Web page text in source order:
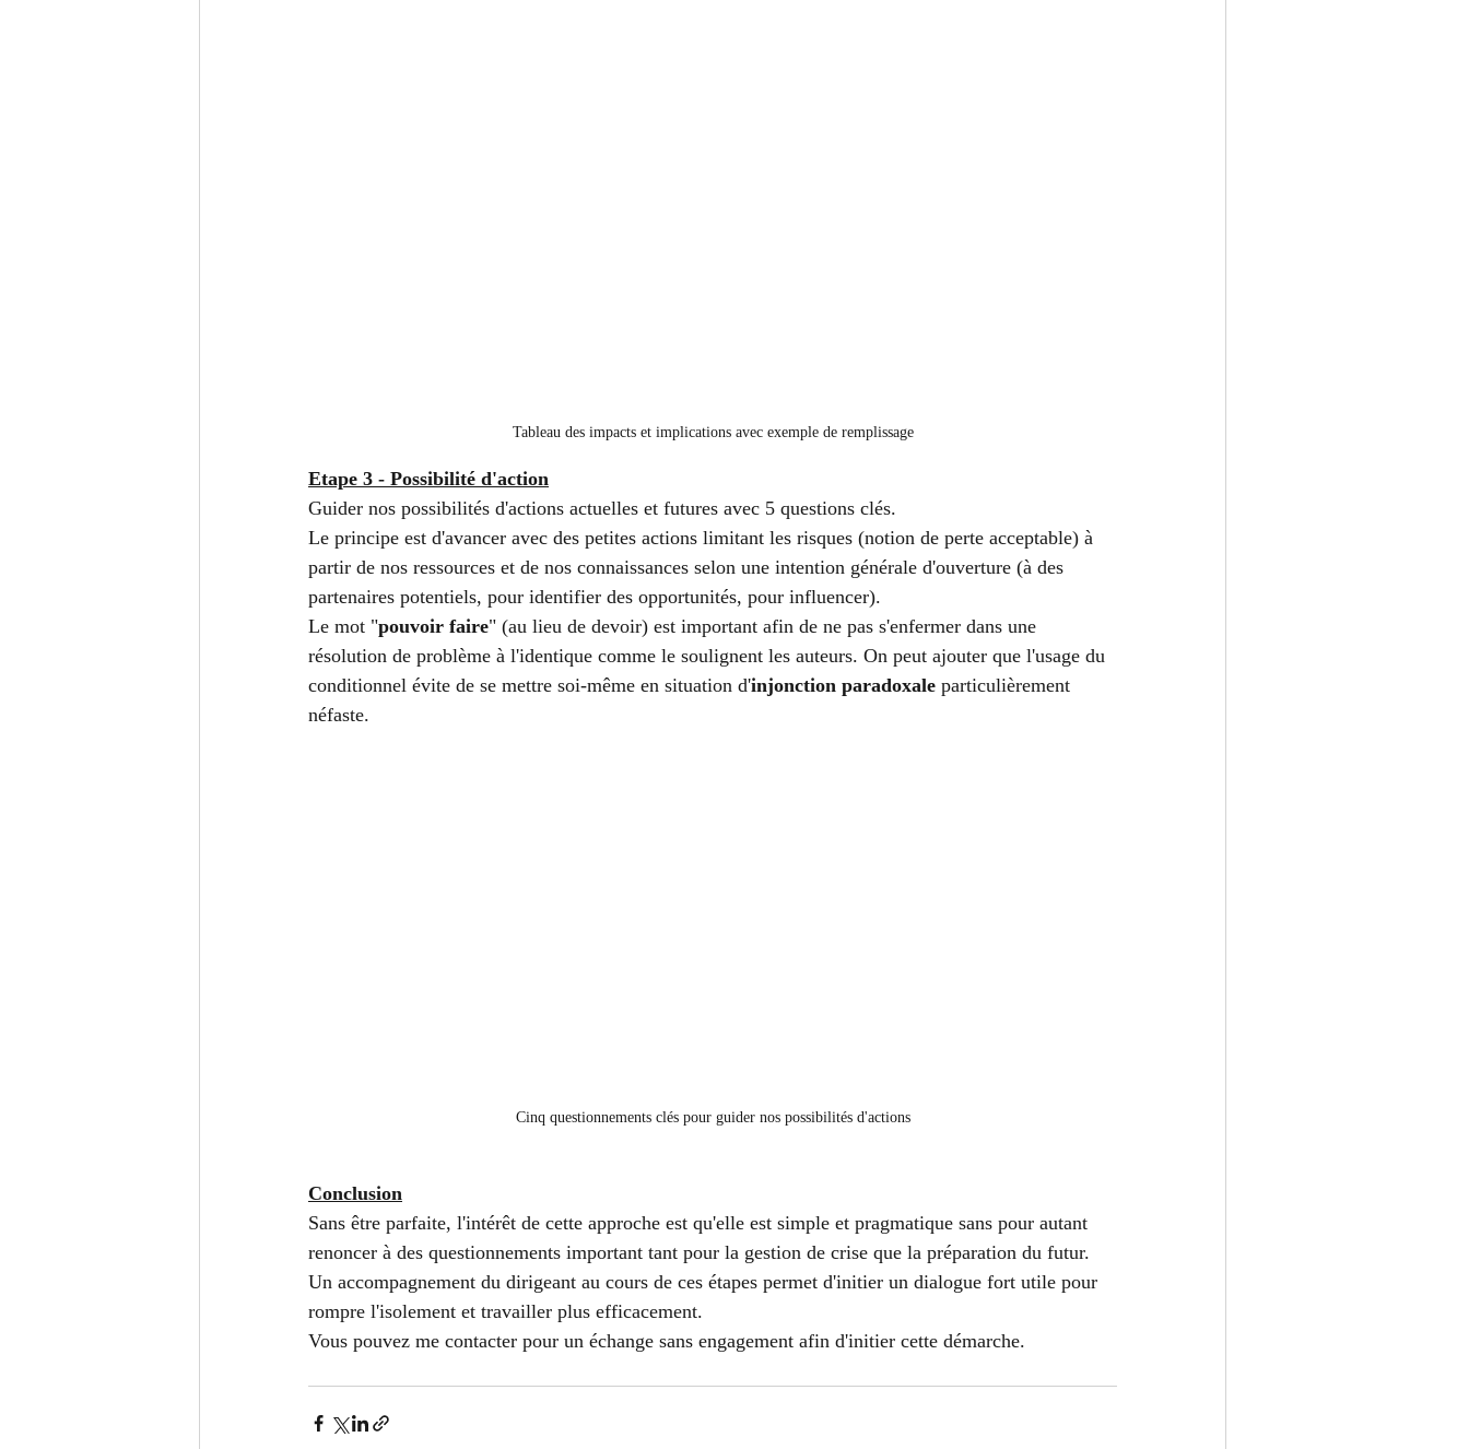
Tableau des impacts et implications avec exemple de remplissage
Etape 3 - Possibilité d'action
Guider nos possibilités d'actions actuelles et futures avec 5 questions clés.
Le principe est d'avancer avec des petites actions limitant les risques (notion de perte acceptable) à
partir de nos ressources et de nos connaissances selon une intention générale d'ouverture (à des
partenaires potentiels, pour identifier des opportunités, pour influencer).
Le mot "pouvoir faire" (au lieu de devoir) est important afin de ne pas s'enfermer dans une
résolution de problème à l'identique comme le soulignent les auteurs. On peut ajouter que l'usage du
conditionnel évite de se mettre soi-même en situation d'injonction paradoxale particulièrement
néfaste.
Cinq questionnements clés pour guider nos possibilités d'actions
Conclusion
Sans être parfaite, l'intérêt de cette approche est qu'elle est simple et pragmatique sans pour autant
renoncer à des questionnements important tant pour la gestion de crise que la préparation du futur.
Un accompagnement du dirigeant au cours de ces étapes permet d'initier un dialogue fort utile pour
rompre l'isolement et travailler plus efficacement.
Vous pouvez me contacter pour un échange sans engagement afin d'initier cette démarche.